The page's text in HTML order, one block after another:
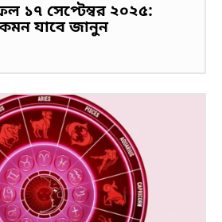
১৭ সেপ্টেম্বর ২০২৫:
যাবে জানুন